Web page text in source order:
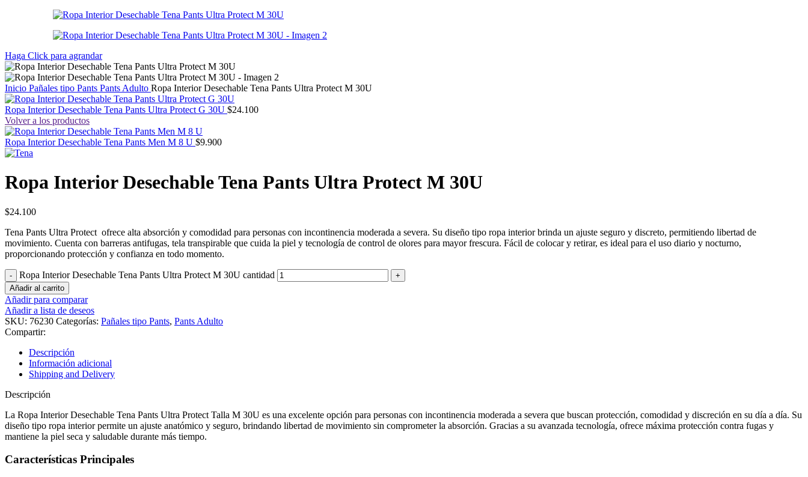
Haga Click para agrandar
Inicio Pañales tipo Pants Pants Adulto Ropa Interior Desechable Tena Pants Ultra Protect M 30U
Ropa Interior Desechable Tena Pants Ultra Protect G 30U $24.100
Volver a los productos
Ropa Interior Desechable Tena Pants Men M 8 U $9.900
Ropa Interior Desechable Tena Pants Ultra Protect M 30U
$24.100
Tena Pants Ultra Protect ofrece alta absorción y comodidad para personas con incontinencia moderada a severa. Su diseño tipo ropa interior brinda un ajuste seguro y discreto, permitiendo libertad de
movimiento. Cuenta con barreras antifugas, tela transpirable que cuida la piel y tecnología de control de olores para mayor frescura. Fácil de colocar y retirar, es ideal para el uso diario y nocturno,
proporcionando protección y confianza en todo momento.
Ropa Interior Desechable Tena Pants Ultra Protect M 30U cantidad
Añadir al carrito
Añadir para comparar
Añadir a lista de deseos
SKU: 76230 Categorías: Pañales tipo Pants, Pants Adulto
Compartir:
Descripción
Información adicional
Shipping and Delivery
Descripción
La Ropa Interior Desechable Tena Pants Ultra Protect Talla M 30U es una excelente opción para personas con incontinencia moderada a severa que buscan protección, comodidad y discreción en su día a día. Su
diseño tipo ropa interior permite un ajuste anatómico y seguro, brindando libertad de movimiento sin comprometer la absorción. Gracias a su avanzada tecnología, ofrece máxima protección contra fugas y
mantiene la piel seca y saludable durante más tiempo.
Características Principales